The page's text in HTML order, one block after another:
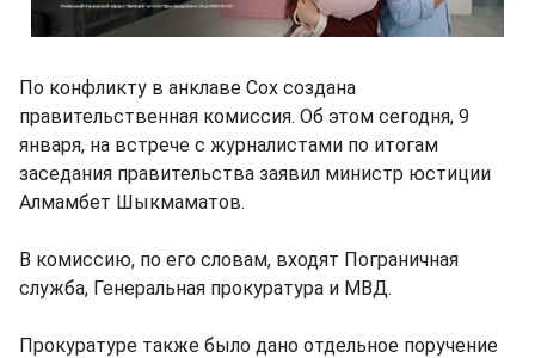
По конфликту в анклаве Сох создана
правительственная комиссия. Об этом сегодня, 9
января, на встрече с журналистами по итогам
заседания правительства заявил министр юстиции
Алмамбет Шыкмаматов.
В комиссию, по его словам, входят Пограничная
служба, Генеральная прокуратура и МВД.
Прокуратуре также было дано отдельное поручение